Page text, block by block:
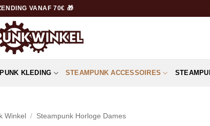
VANAF 70€ 🎁
KLEDING STEAMPUNK ACCESSOIRES
Winkel / Steampunk Horloge Dames